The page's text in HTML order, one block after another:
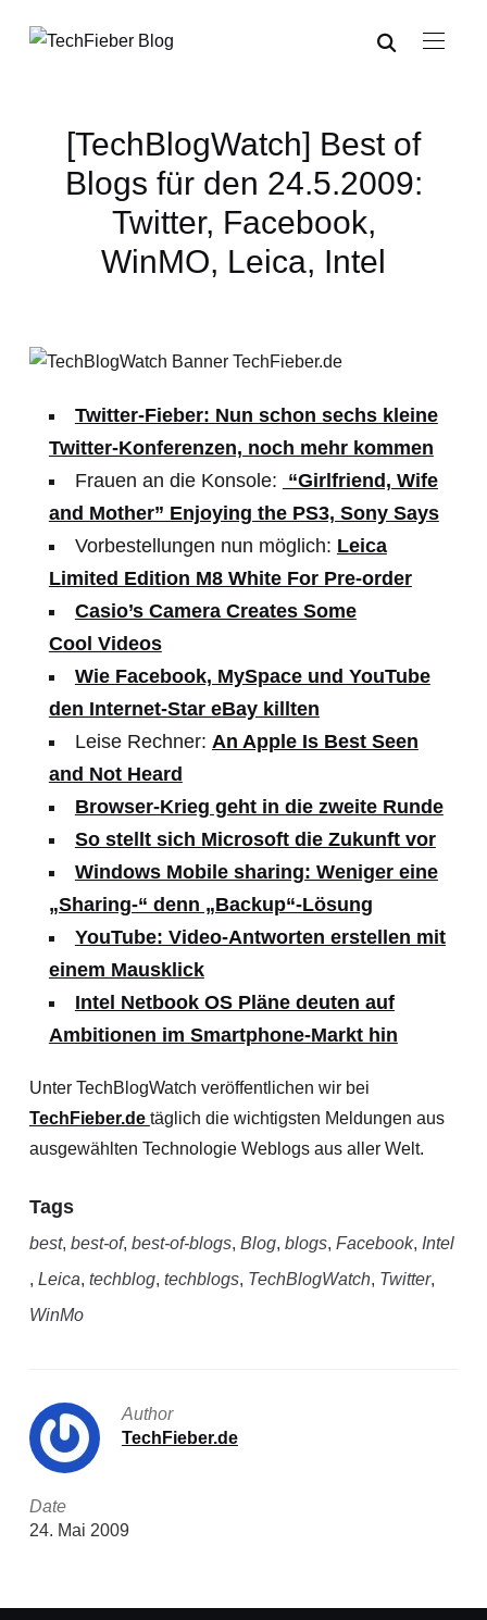
[TechBlogWatch] Best of
Blogs für den 24.5.2009:
Twitter, Facebook,
WinMO, Leica, Intel
Twitter-Fieber: Nun schon sechs kleine
Twitter-Konferenzen, noch mehr kommen
Frauen an die Konsole: “Girlfriend, Wife
and Mother” Enjoying the PS3, Sony Says
Vorbestellungen nun möglich: Leica
Limited Edition M8 White For Pre-order
Casio’s Camera Creates Some
Cool Videos
Wie Facebook, MySpace und YouTube
den Internet-Star eBay killten
Leise Rechner: An Apple Is Best Seen
and Not Heard
Browser-Krieg geht in die zweite Runde
So stellt sich Microsoft die Zukunft vor
Windows Mobile sharing: Weniger eine
„Sharing-“ denn „Backup“-Lösung
YouTube: Video-Antworten erstellen mit
einem Mausklick
Intel Netbook OS Pläne deuten auf
Ambitionen im Smartphone-Markt hin
Unter TechBlogWatch veröffentlichen wir bei
TechFieber.de täglich die wichtigsten Meldungen aus
ausgewählten Technologie Weblogs aus aller Welt.
Tags
best, best-of, best-of-blogs, Blog, blogs, Facebook, Intel
, Leica, techblog, techblogs, TechBlogWatch, Twitter,
WinMo
Author
TechFieber.de
Date
24. Mai 2009